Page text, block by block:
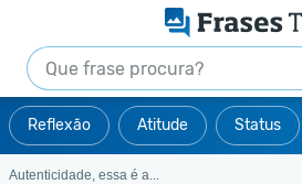
Reflexão Atitude Status
Autenticidade, essa é a...